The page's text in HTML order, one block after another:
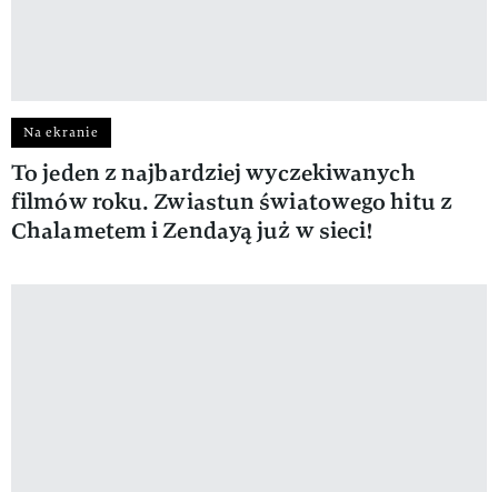
Na ekranie
To jeden z najbardziej wyczekiwanych
filmów roku. Zwiastun światowego hitu z
Chalametem i Zendayą już w sieci!